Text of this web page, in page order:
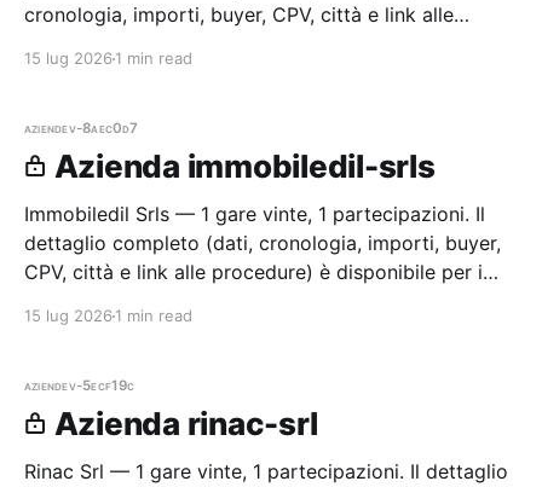
cronologia, importi, buyer, CPV, città e link alle
15 lug 2026 1 min read
aziendev-8aec0d7
Azienda immobiledil-srls
Immobiledil Srls — 1 gare vinte, 1 partecipazioni. Il
dettaglio completo (dati, cronologia, importi, buyer,
CPV, città e link alle procedure) è disponibile per i
15 lug 2026 1 min read
aziendev-5ecf19c
Azienda rinac-srl
Rinac Srl — 1 gare vinte, 1 partecipazioni. Il dettaglio